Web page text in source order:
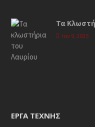
Τα
Ιαν 9, 2025
ΈΡΓΑ ΤΈΧΝΗΣ